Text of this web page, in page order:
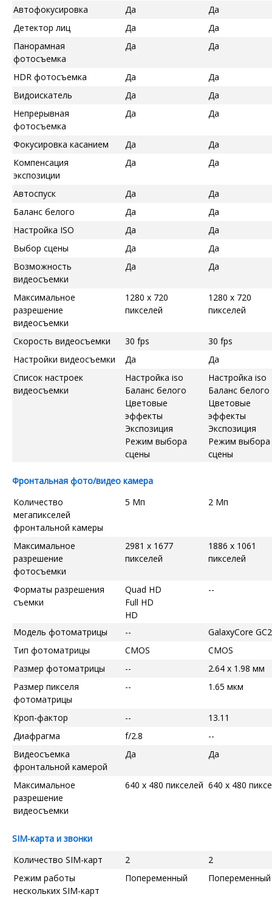
Автофокусировка
Да
Да
Детектор лиц
Да
Да
Панорамная
фотосъемка
Да Да
HDR фотосъемка Да
Да
Видоискатель
Да
Да
Непрерывная
фотосъемка
Да Да
Фокусировка касанием Да
Да
Компенсация
экспозиции
Да Да
Автоспуск Да
Да
Баланс белого
Да
Да
Настройка ISO
Да
Да
Выбор сцены
Да
Да
Возможность
видеосъемки
Да Да
Максимальное
разрешение
видеосъемки
1280 x 720
пикселей
1280 x 720
пикселей
Скорость видеосъемки 30 fps
30 fps
Настройки видеосъемки
Да
Да
Список настроек
видеосъемки
Настройка iso
Баланс белого
Цветовые
эффекты
Экспозиция
Режим выбора
сцены
Настройка iso
Баланс белого
Цветовые
эффекты
Экспозиция
Режим выбора
сцены
Фронтальная фото/видео камера
Количество
мегапикселей
фронтальной камеры
5 Мп 2 Мп
Максимальное
разрешение
фотосъемки
2981 x 1677
пикселей
1886 x 1061
пикселей
Форматы разрешения
съемки
Quad HD
Full HD
HD
--
Модель фотоматрицы --
GalaxyCore
Тип фотоматрицы
CMOS
CMOS
Размер фотоматрицы
--
2.64 x 1.98 мм
Размер пикселя
фотоматрицы
-- 1.65 мкм
Кроп-фактор --
13.11
Диафрагма
f/2.8
--
Видеосъемка
фронтальной камерой
Да Да
Максимальное
разрешение
видеосъемки
640 x 480 пикселей 640 x 480
SIM-карта и звонки
Количество SIM-карт
2
2
Режим работы
нескольких SIM-карт
Попеременный Попеременный